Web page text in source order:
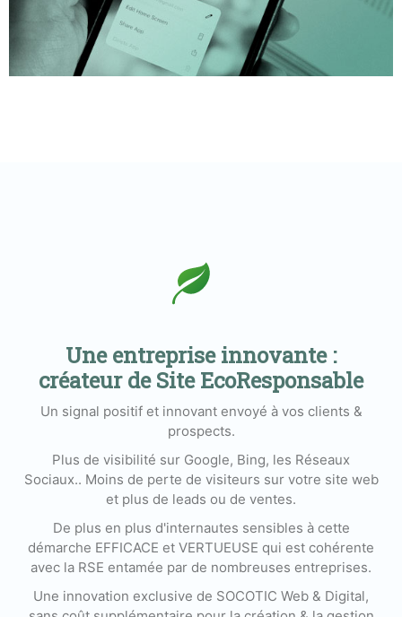
Une entreprise innovante :
créateur de Site EcoResponsable
Un signal positif et innovant envoyé à vos clients &
prospects.
Plus de visibilité sur Google, Bing, les Réseaux
Sociaux.. Moins de perte de visiteurs sur votre site web
et plus de leads ou de ventes.
De plus en plus d'internautes sensibles à cette
démarche EFFICACE et VERTUEUSE qui est cohérente
avec la RSE entamée par de nombreuses entreprises.
Une innovation exclusive de SOCOTIC Web & Digital,